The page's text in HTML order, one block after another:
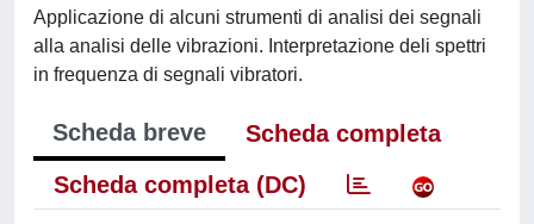
Applicazione di alcuni strumenti di analisi dei segnali
alla analisi delle vibrazioni. Interpretazione deli spettri
in frequenza di segnali vibratori.
Scheda breve
Scheda completa
Scheda completa (DC)